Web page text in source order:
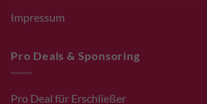
Impressum
Pro Deals & Sponsoring
Pro Deal für Erschließer